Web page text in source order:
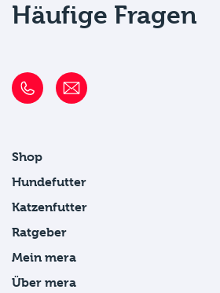
Häufige Fragen
Shop
Hundefutter
Katzenfutter
Ratgeber
Mein mera
Über mera